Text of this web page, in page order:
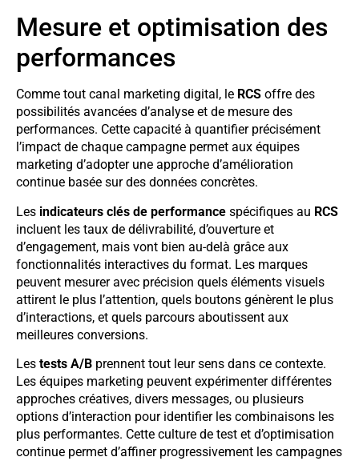
Mesure et optimisation des
performances
Comme tout canal marketing digital, le RCS offre des
possibilités avancées d’analyse et de mesure des
performances. Cette capacité à quantifier précisément
l’impact de chaque campagne permet aux équipes
marketing d’adopter une approche d’amélioration
continue basée sur des données concrètes.
Les indicateurs clés de performance spécifiques au RCS
incluent les taux de délivrabilité, d’ouverture et
d’engagement, mais vont bien au-delà grâce aux
fonctionnalités interactives du format. Les marques
peuvent mesurer avec précision quels éléments visuels
attirent le plus l’attention, quels boutons génèrent le plus
d’interactions, et quels parcours aboutissent aux
meilleures conversions.
Les tests A/B prennent tout leur sens dans ce contexte.
Les équipes marketing peuvent expérimenter différentes
approches créatives, divers messages, ou plusieurs
options d’interaction pour identifier les combinaisons les
plus performantes. Cette culture de test et d’optimisation
continue permet d’affiner progressivement les campagnes